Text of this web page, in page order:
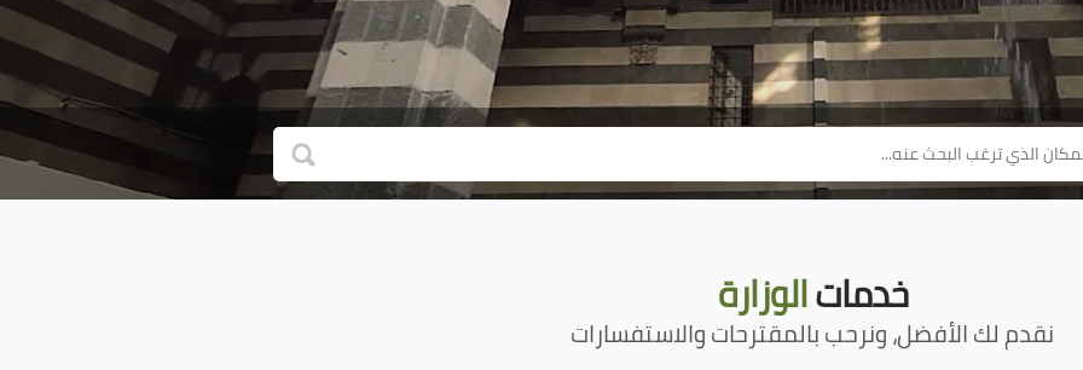
خدماتالوزارة
نقدم لك الأفضل، ونرحب بالمقترحات والاستفسارات